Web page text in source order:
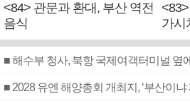
<84> 관문과 환대, 부산 역전
음식
가시
■ 해수부 청사, 북항 국제여객터미널 옆
■ 2028 유엔 해양총회 개최지, ‘부산이냐